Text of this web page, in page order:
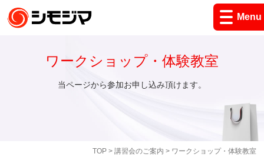
Menu
TOP> 講習会のご案内 > ワークショップ・体験教室
ワークショップ・体験教室
当ページから参加お申し込み頂けます。